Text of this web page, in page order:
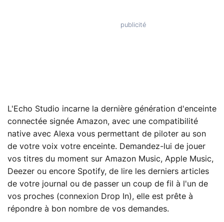
L'Echo Studio incarne la dernière génération d'enceinte
connectée signée Amazon, avec une compatibilité
native avec Alexa vous permettant de piloter au son
de votre voix votre enceinte. Demandez-lui de jouer
vos titres du moment sur Amazon Music, Apple Music,
Deezer ou encore Spotify, de lire les derniers articles
de votre journal ou de passer un coup de fil à l'un de
vos proches (connexion Drop In), elle est prête à
répondre à bon nombre de vos demandes.